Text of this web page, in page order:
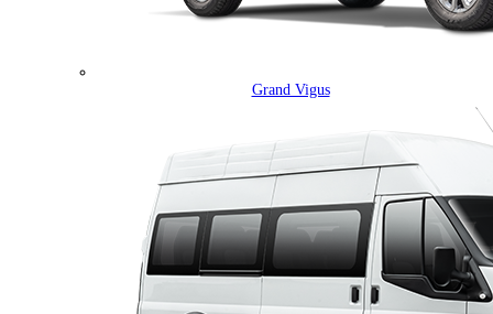
Grand Vigus